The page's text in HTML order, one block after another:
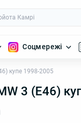
Соцмережі
купе 1998-2005
3 (E46)